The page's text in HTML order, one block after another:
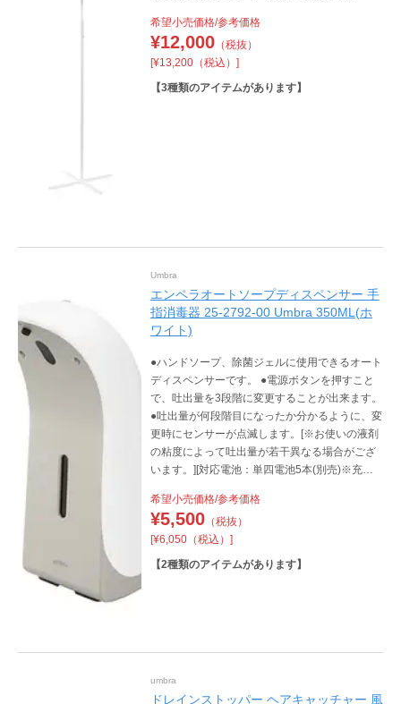
希望小売価格/参考価格
¥12,000（税抜）
[¥13,200（税込）]
【3種類のアイテムがあります】
Umbra
エンペラオートソープディスペンサー 手
指消毒器 25-2792-00 Umbra 350ML(ホ
ワイト)
●ハンドソープ、除菌ジェルに使用できるオート
ディスペンサーです。 ●電源ボタンを押すこと
で、吐出量を3段階に変更することが出来ます。
●吐出量が何段階目になったか分かるように、変
更時にセンサーが点滅します。[※お使いの液剤
の粘度によって吐出量が若干異なる場合がござ
います。][対応電池：単四電池5本(別売)※充電
希望小売価格/参考価格
¥5,500（税抜）
[¥6,050（税込）]
【2種類のアイテムがあります】
umbra
ドレインストッパー ヘアキャッチャー 風